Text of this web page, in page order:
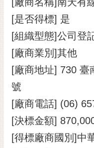
[是否得標] 是
[組織型態]公司登
[廠商業別]其他
[廠商地址] 730 臺
號
[廠商電話] (06)
[決標金額]
[得標廠商國別]中